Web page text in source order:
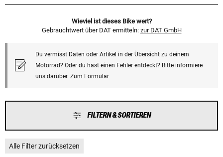
Wieviel ist dieses Bike wert?
Gebrauchtwert über DAT ermitteln: zur DAT GmbH
Du vermisst Daten oder Artikel in der Übersicht zu deinem
Motorrad? Oder du hast einen Fehler entdeckt? Bitte informiere
uns darüber. Zum Formular
FILTERN & SORTIEREN
Alle Filter zurücksetzen